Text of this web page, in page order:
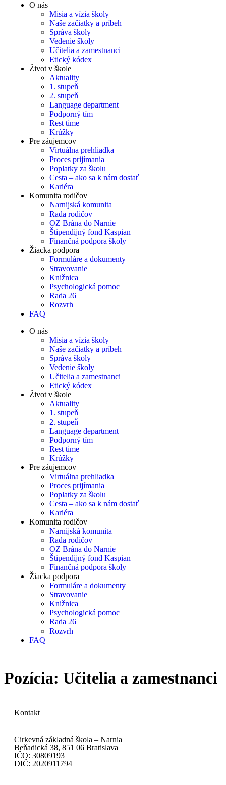
O nás
Misia a vízia školy
Naše začiatky a príbeh
Správa školy
Vedenie školy
Učitelia a zamestnanci
Etický kódex
Život v škole
Aktuality
1. stupeň
2. stupeň
Language department
Podporný tím
Rest time
Krúžky
Pre záujemcov
Virtuálna prehliadka
Proces prijímania
Poplatky za školu
Cesta – ako sa k nám dostať
Kariéra
Komunita rodičov
Narnijská komunita
Rada rodičov
OZ Brána do Narnie
Štipendijný fond Kaspian
Finančná podpora školy
Žiacka podpora
Formuláre a dokumenty
Stravovanie
Knižnica
Psychologická pomoc
Rada 26
Rozvrh
FAQ
O nás
Misia a vízia školy
Naše začiatky a príbeh
Správa školy
Vedenie školy
Učitelia a zamestnanci
Etický kódex
Život v škole
Aktuality
1. stupeň
2. stupeň
Language department
Podporný tím
Rest time
Krúžky
Pre záujemcov
Virtuálna prehliadka
Proces prijímania
Poplatky za školu
Cesta – ako sa k nám dostať
Kariéra
Komunita rodičov
Narnijská komunita
Rada rodičov
OZ Brána do Narnie
Štipendijný fond Kaspian
Finančná podpora školy
Žiacka podpora
Formuláre a dokumenty
Stravovanie
Knižnica
Psychologická pomoc
Rada 26
Rozvrh
FAQ
Pozícia: Učitelia a zamestnanci
Kontakt
Cirkevná základná škola – Narnia
Beňadická 38, 851 06 Bratislava
IČO: 30809193
DIČ: 2020911794